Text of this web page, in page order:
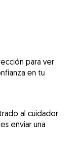
para ver
en tu
al cuidador
enviar una